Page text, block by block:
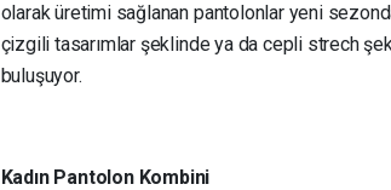
olarak üretimi sağlanan pantolonlar yeni
çizgili tasarımlar şeklinde ya da cepli strech
buluşuyor.
Kadın Pantolon Kombini